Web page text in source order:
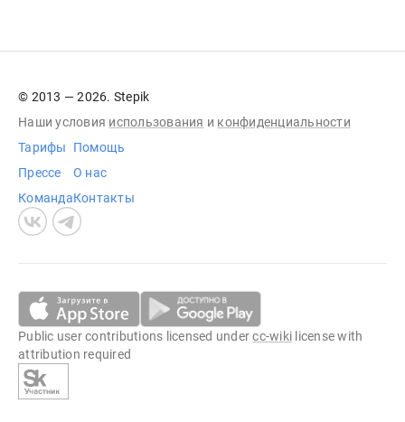
© 2013 — 2026. Stepik
Наши условия использования и конфиденциальности
Тарифы
Прессе
Команда
Помощь
О нас
Контакты
Public user contributions licensed undercc-wiki license with
attribution required